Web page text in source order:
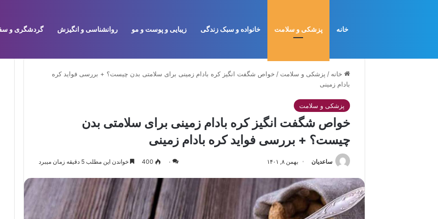
خانه پزشکی و سلامت خانواده و سبک زندگی زیبایی و پوست و مو روانشناسی و انگیزش گردشگری و
خانه / پزشکی و سلامت / خواص شگفت انگیز کره بادام زمینی برای سلامتی بدن چیست؟ + بررسی فواید کره
بادام زمینی
پزشکی و سلامت
خواص شگفت انگیز کره بادام زمینی برای سلامتی بدن
چیست؟ + بررسی فواید کره بادام زمینی
ساعدیان بهمن ۸, ۱۴۰۱ ۰ 400 خواندن این مطلب 5 دقیقه زمان میبرد